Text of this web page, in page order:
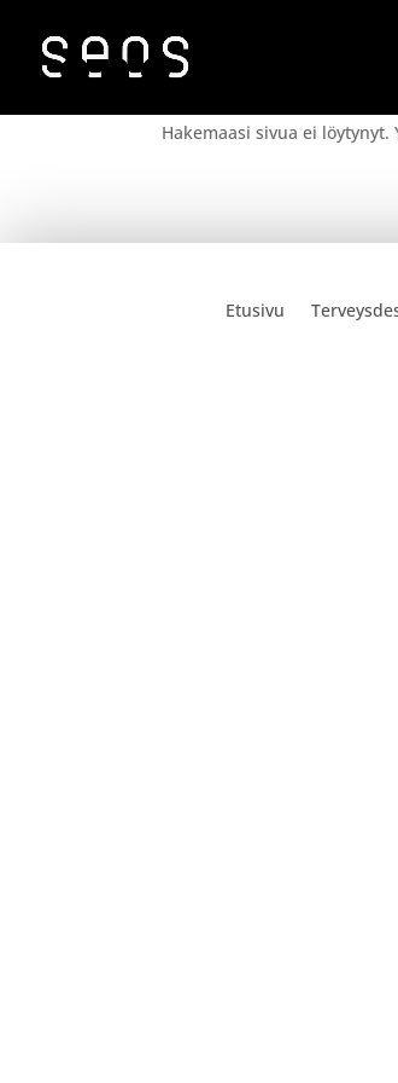
Ei tuloksia
Hakemaasi sivua ei
Etusivu